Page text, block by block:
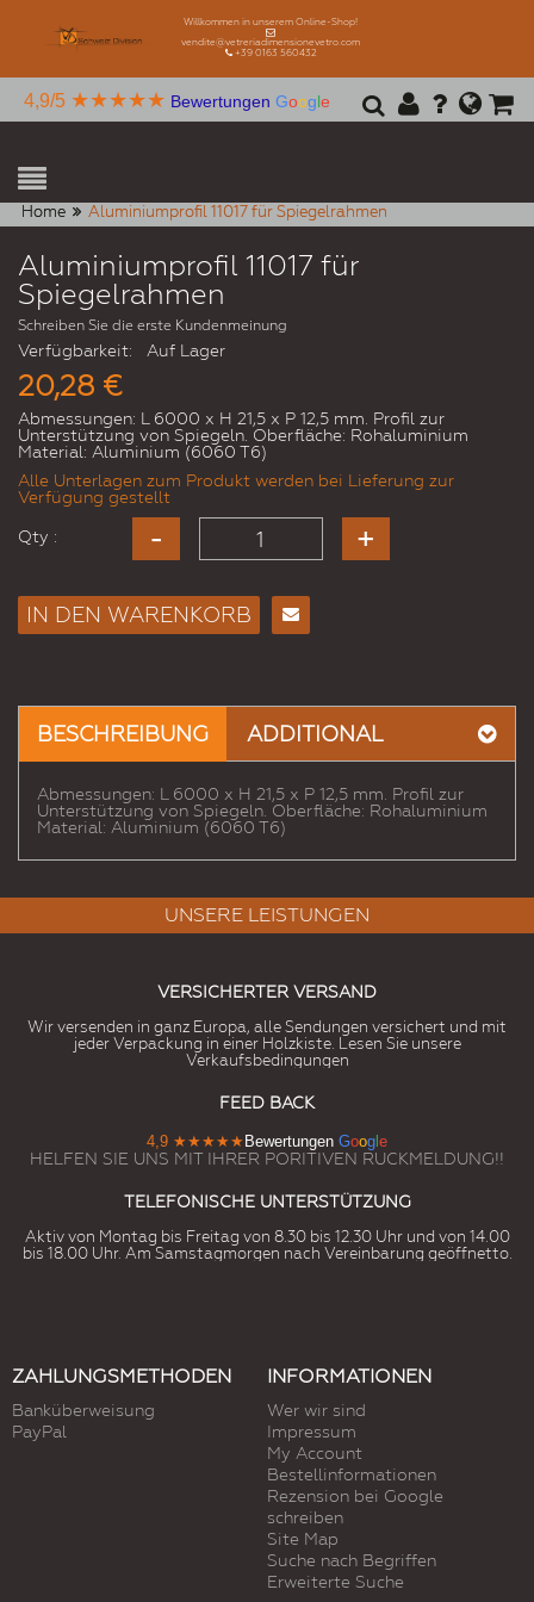
Willkommen in unserem Online-Shop!
vendite@vetreriadimensionevetro.com
+39 0163 560432
4,9/5 ★★★★★ Bewertungen Google
Home Aluminiumprofil 11017 für Spiegelrahmen
Aluminiumprofil 11017 für
Spiegelrahmen
Schreiben Sie die erste Kundenmeinung
Verfügbarkeit: Auf Lager
20,28 €
Abmessungen: L 6000 x H 21,5 x P 12,5 mm. Profil zur
Unterstützung von Spiegeln. Oberfläche: Rohaluminium
Material: Aluminium (6060 T6)
Alle Unterlagen zum Produkt werden bei Lieferung zur
Verfügung gestellt
Qty :
IN DEN WARENKORB
Freund
BESCHREIBUNG ADDITIONAL
Abmessungen: L 6000 x H 21,5 x P 12,5 mm. Profil zur
Unterstützung von Spiegeln. Oberfläche: Rohaluminium
Material: Aluminium (6060 T6)
UNSERE LEISTUNGEN
VERSICHERTER VERSAND
Wir versenden in ganz Europa, alle Sendungen versichert und mit
jeder Verpackung in einer Holzkiste. Lesen Sie unsere
Verkaufsbedingungen
FEED BACK
4,9 ★★★★★ Bewertungen Goog e
HELFEN SIE UNS MIT IHRER PORITIVEN RUCKMELDUNG!!
TELEFONISCHE UNTERSTÜTZUNG
Aktiv von Montag bis Freitag von 8.30 bis 12.30 Uhr und von 14.00
bis 18.00 Uhr. Am Samstagmorgen nach Vereinbarung geöffnetto.
ZAHLUNGSMETHODEN
Banküberweisung
PayPal
INFORMATIONEN
Wer wir sind
Impressum
My Account
Bestellinformationen
Rezension bei Google
schreiben
Site Map
Suche nach Begriffen
Erweiterte Suche